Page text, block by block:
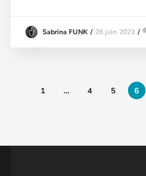
Sabrina FUNK 26 juin 2023
1 … 4 5 6